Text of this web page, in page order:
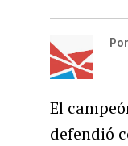
Por
El
defendió